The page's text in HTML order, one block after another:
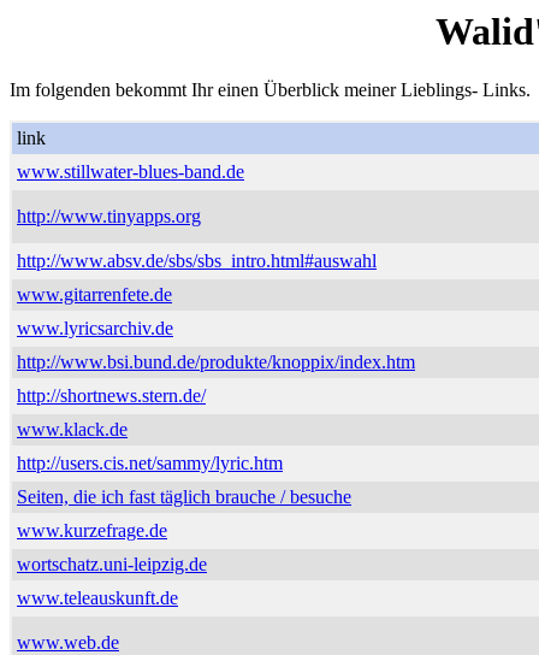
Im folgenden bekommt Ihr einen Überblick meiner Lieblings- Links.
link
www.stillwater-blues-band.de
http://www.tinyapps.org
http://www.absv.de/sbs/sbs_intro.html#auswahl
www.gitarrenfete.de
www.lyricsarchiv.de
http://www.bsi.bund.de/produkte/knoppix/index.htm
http://shortnews.stern.de/
www.klack.de
http://users.cis.net/sammy/lyric.htm
Seiten, die ich fast täglich brauche / besuche
www.kurzefrage.de
wortschatz.uni-leipzig.de
www.teleauskunft.de
www.web.de